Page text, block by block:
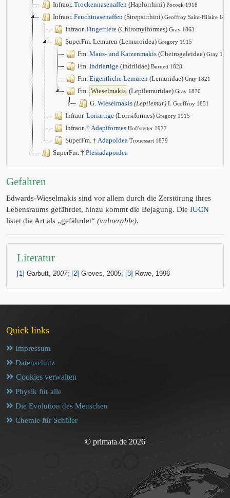
Infraor. Trockennasenaffen (Haplorrhini) Pocock 1918
Infraor. Feuchtnasenaffen (Strepsirrhini) Geoffroy Saint-Hilaire
Infraor. Fingertiere (Chiromyiformes) Gray 1863
SuperFm. Lemuren (Lemuroidea) Gregory 1915
Fm. Maus- und Katzenmakis (Cheirogaleidae) Gray
Fm. Indriartige (Indriidae) Burnett 1828
Fm. Eigentliche Lemuren (Lemuridae) Gray 1821
Fm. Wieselmakis (Lepilemuridae) Gray 1870
G. Wieselmakis (Lepilemur) I. Geoffroy 1851
Infraor. Loriartige (Lorisiformes) Gregory 1915
Infraor. † Adapiformes Hoffstetter 1977
SuperFm. † Adapoidea Trouessart 1879
SuperFm. † Plesiadapoidea
Gefahren
Edwards-Wieselmakis sind vor allem durch die Zerstörung ihres
Lebensraums gefährdet, hinzu kommt die Bejagung. Die IUCN
listet die Art als „gefährdet“ (vulnerable).
Literatur
[1] Garbutt, 2007; [2] Groves, 2005; [3] Rowe, 1996
Quick links
Impressum
Datenschutz
Cookies verwalten
Physik für alle
Die Evolution des Menschen
Chemie für Schüler
© primata.de 2026